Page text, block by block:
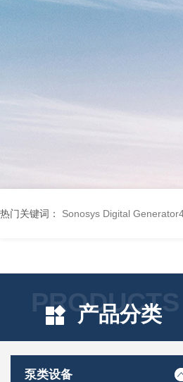
热门关键词： Sonosys Digital
PRODUCTS
产品分类
泵类设备